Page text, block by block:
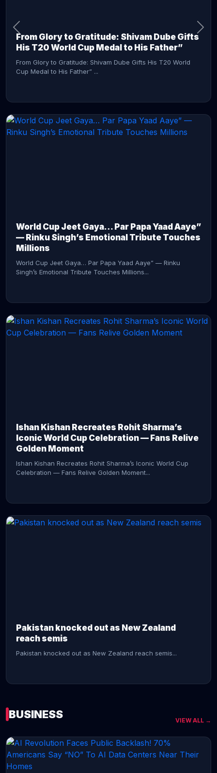
From Glory to Gratitude: Shivam Dube Gifts
His T20 World Cup Medal to His Father”
From Glory to Gratitude: Shivam Dube Gifts His T20 World
Cup Medal to His Father” ...
World Cup Jeet Gaya… Par Papa Yaad Aaye”
— Rinku Singh’s Emotional Tribute Touches
Millions
World Cup Jeet Gaya… Par Papa Yaad Aaye” — Rinku
Singh’s Emotional Tribute Touches Millions...
Ishan Kishan Recreates Rohit Sharma’s
Iconic World Cup Celebration — Fans Relive
Golden Moment
Ishan Kishan Recreates Rohit Sharma’s Iconic World Cup
Celebration — Fans Relive Golden Moment...
Pakistan knocked out as New Zealand
reach semis
Pakistan knocked out as New Zealand reach semis...
CONTINUE READING →
BUSINESS VIEW ALL →